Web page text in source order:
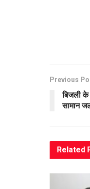
Previous
बिजली के
सामान
Related